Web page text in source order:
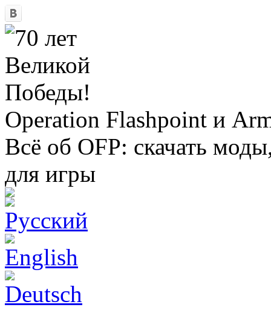
Operation Flashpoint и
Всё об OFP: скачать
для игры